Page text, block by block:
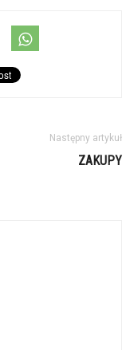
Następny artykuł
ZAKUPY